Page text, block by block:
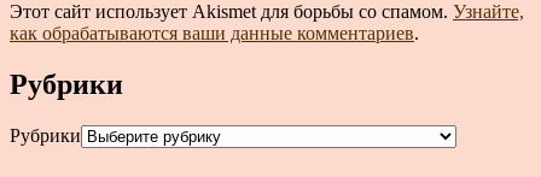
Этот сайт использует Akismet для борьбы со спамом. Узнайте,
как обрабатываются ваши данные комментариев.
Рубрики
Рубрики